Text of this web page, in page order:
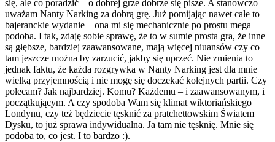
się, ale co poradzić – o dobrej grze dobrze się pisze. A stanowczo
uważam Nanty Narking za dobrą grę. Już pomijając nawet całe to
bajeranckie wydanie – ona mi się mechanicznie po prostu mega
podoba. I tak, zdaję sobie sprawę, że to w sumie prosta gra, że inne
są głębsze, bardziej zaawansowane, mają więcej niuansów czy co
tam jeszcze można by zarzucić, jakby się uprzeć. Nie zmienia to
jednak faktu, że każda rozgrywka w Nanty Narking jest dla mnie
wielką przyjemnością i nie mogę się doczekać kolejnych partii. Czy
polecam? Jak najbardziej. Komu? Każdemu – i zaawansowanym, i
początkującym. A czy spodoba Wam się klimat wiktoriańskiego
Londynu, czy też będziecie tęsknić za pratchettowskim Światem
Dysku, to już sprawa indywidualna. Ja tam nie tęsknię. Mnie się
podoba to, co jest. I to bardzo :).